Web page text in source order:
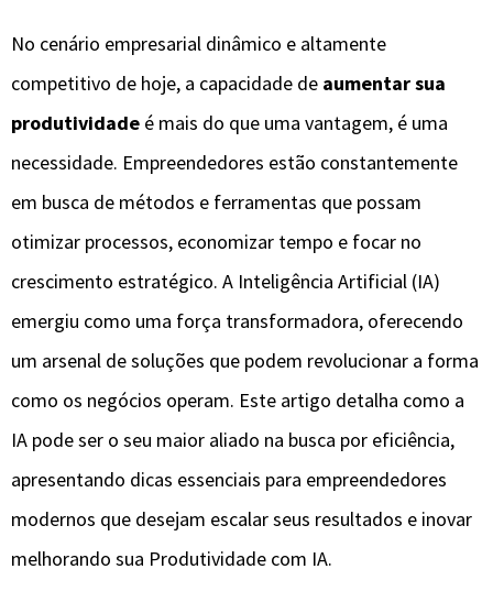
No cenário empresarial dinâmico e altamente
competitivo de hoje, a capacidade de aumentar sua
produtividade é mais do que uma vantagem, é uma
necessidade. Empreendedores estão constantemente
em busca de métodos e ferramentas que possam
otimizar processos, economizar tempo e focar no
crescimento estratégico. A Inteligência Artificial (IA)
emergiu como uma força transformadora, oferecendo
um arsenal de soluções que podem revolucionar a forma
como os negócios operam. Este artigo detalha como a
IA pode ser o seu maior aliado na busca por eficiência,
apresentando dicas essenciais para empreendedores
modernos que desejam escalar seus resultados e inovar
melhorando sua Produtividade com IA.